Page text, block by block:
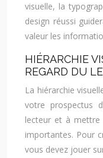
visuelle, la
design réussi
valeur les
HIÉRARCHIE
REGARD DU
La hiérarchie
votre prospectus
lecteur et à mettre
importantes. Pour
vous devez jouer